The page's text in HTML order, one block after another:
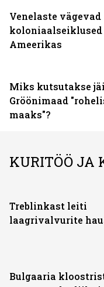
Venelaste vägevad
koloniaalseiklused
Ameerikas
Miks kutsutakse
Gröönimaad
maaks"?
KURITÖÖ JA
Treblinkast leiti
laagrivalvurite
Bulgaaria